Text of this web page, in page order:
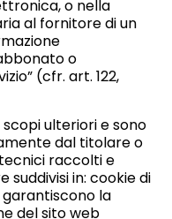
o nella
al fornitore di un
o
(cfr. art. 122,
ulteriori e sono
dal titolare o
raccolti e
suddivisi in: cookie di
garantiscono la
del sito web